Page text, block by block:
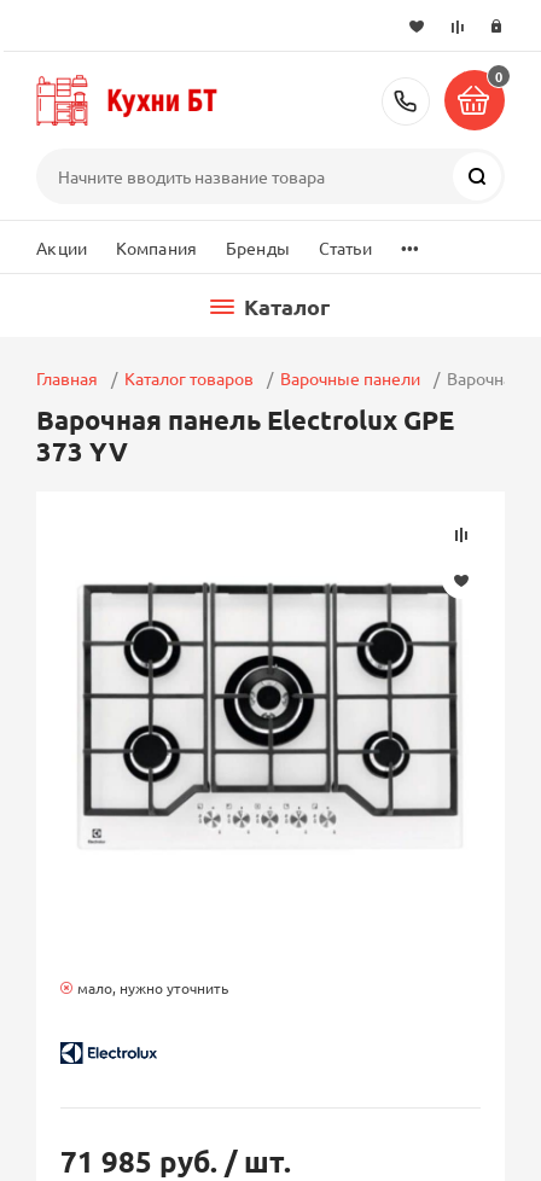
+7 (495)
0
Акции Компания Бренды Статьи ...
Каталог
Главная Каталог товаров Варочные панели Варочная
Варочная панель Electrolux GPE
373 YV
мало, нужно уточнить
71 985 руб. / шт.